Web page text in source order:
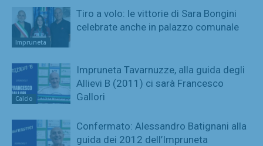
Impruneta
Tiro a volo: le vittorie di Sara Bongini
celebrate anche in palazzo comunale
Calcio
Impruneta Tavarnuzze, alla guida degli
Allievi B (2011) ci sarà Francesco
Gallori
Confermato: Alessandro Batignani alla
guida dei 2012 dell’Impruneta